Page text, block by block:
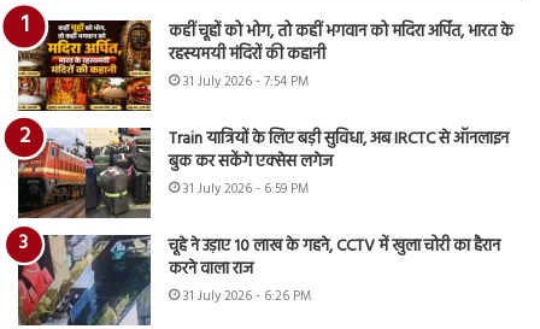
कहीं चूहों को भोग, तो कहीं भगवान को मदिरा अर्पित, भारत के
रहस्यमयी मंदिरों की कहानी
31 July 2026 - 7:54 PM
Train यात्रियों के लिए बड़ी सुविधा, अब IRCTC से ऑनलाइन
बुक कर सकेंगे एक्सेस लगेज
31 July 2026 - 6:59 PM
चूहे ने उड़ाए 10 लाख के गहने, CCTV में खुला चोरी का हैरान
करने वाला राज
31 July 2026 - 6:26 PM